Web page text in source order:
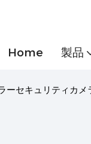
Home 製品
ーセキュリティカメ